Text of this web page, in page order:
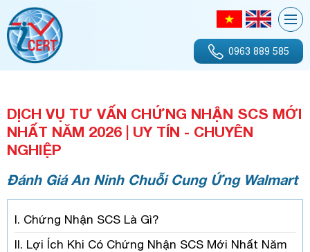
0963 889 585
DỊCH VỤ TƯ VẤN CHỨNG NHẬN SCS MỚI
NHẤT NĂM 2026 | UY TÍN - CHUYÊN
NGHIỆP
Đánh Giá An Ninh Chuỗi Cung Ứng Walmart
I. Chứng Nhận SCS Là Gì?
II. Lợi Ích Khi Có Chứng Nhận SCS Mới Nhất Năm